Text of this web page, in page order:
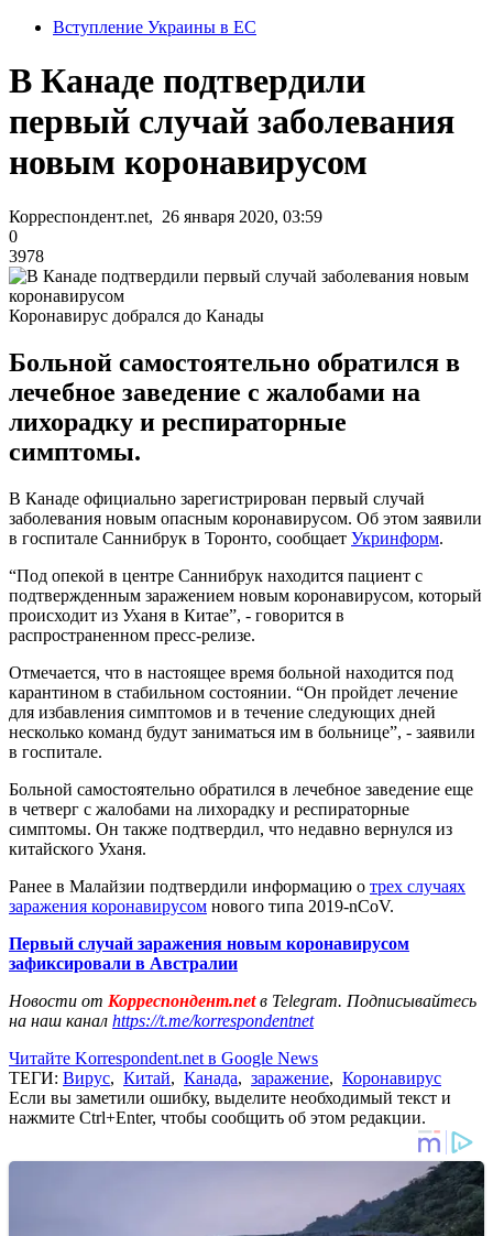
Вступление Украины в ЕС
В Канаде подтвердили
первый случай заболевания
новым коронавирусом
Корреспондент.net, 26 января 2020, 03:59
0
3978
Коронавирус добрался до Канады
Больной самостоятельно обратился в
лечебное заведение с жалобами на
лихорадку и респираторные
симптомы.
В Канаде официально зарегистрирован первый случай
заболевания новым опасным коронавирусом. Об этом заявили
в госпитале Саннибрук в Торонто, сообщает Укринформ.
“Под опекой в центре Саннибрук находится пациент с
подтвержденным заражением новым коронавирусом, который
происходит из Уханя в Китае”, - говорится в
распространенном пресс-релизе.
Отмечается, что в настоящее время больной находится под
карантином в стабильном состоянии. “Он пройдет лечение
для избавления симптомов и в течение следующих дней
несколько команд будут заниматься им в больнице”, - заявили
в госпитале.
Больной самостоятельно обратился в лечебное заведение еще
в четверг с жалобами на лихорадку и респираторные
симптомы. Он также подтвердил, что недавно вернулся из
китайского Уханя.
Ранее в Малайзии подтвердили информацию о трех случаях
заражения коронавирусом нового типа 2019-nCoV.
Первый случай заражения новым коронавирусом
зафиксировали в Австралии
Новости от Корреспондент.netв Telegram. Подписывайтесь
на наш канал https://t.me/korrespondentnet
Читайте Korrespondent.net в Google News
ТЕГИ: Вирус, Китай, Канада, заражение, Коронавирус
Если вы заметили ошибку, выделите необходимый текст и
нажмите Ctrl+Enter, чтобы сообщить об этом редакции.